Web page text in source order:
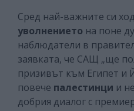
Сред най-важните си
уволнението на поне
наблюдатели в
заявката, че САЩ „ще
призивът към Египет и
повече палестинци и
добрия диалог с